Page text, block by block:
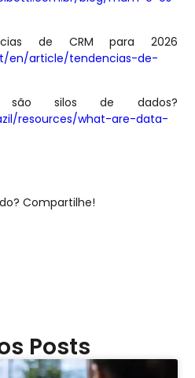
de CRM para 2026
en/article/tendencias-de-
silos de dados?
resources/what-are-data-
Compartilhe!
Posts